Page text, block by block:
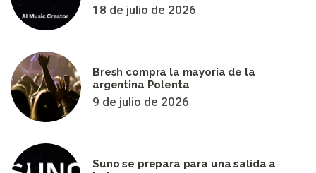
18 de julio de 2026
Bresh compra la mayoría de la
argentina Polenta
9 de julio de 2026
Suno se prepara para una salida a